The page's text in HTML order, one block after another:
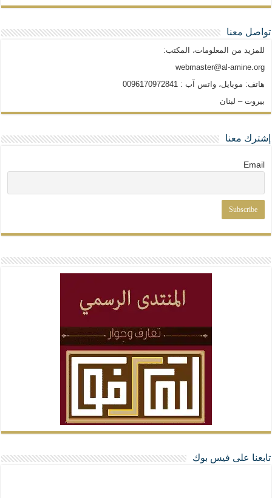
تواصل معنا
للمزيد من المعلومات، المكتب:
webmaster@al-amine.org
هاتف: موبايل، واتس آب : 0096170972841
بيروت – لبنان
إشترك معنا
Email
تابعنا على فيس بوك